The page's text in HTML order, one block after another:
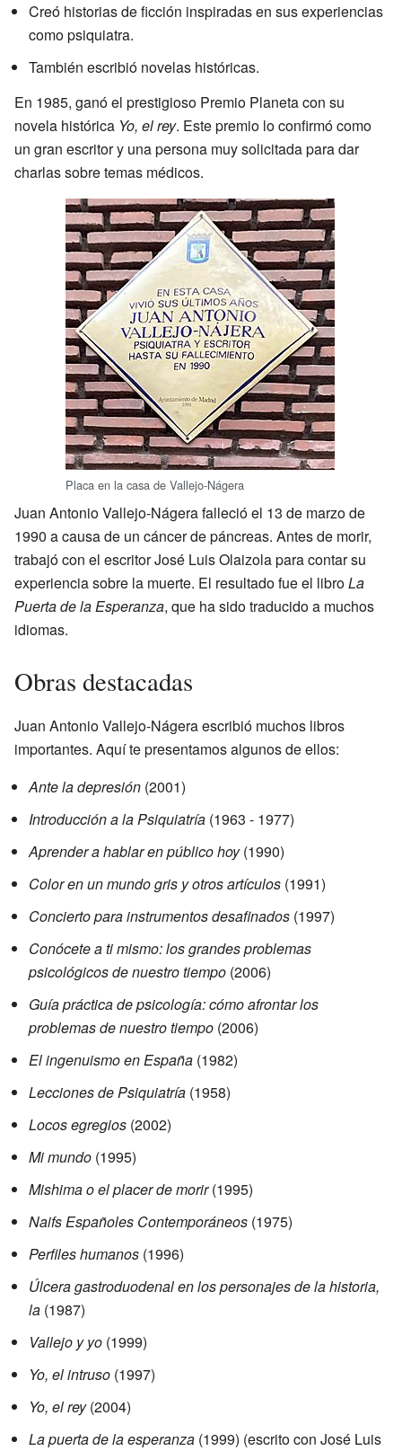
Creó historias de ficción inspiradas en sus experiencias
como psiquiatra.
También escribió novelas históricas.
En 1985, ganó el prestigioso Premio Planeta con su
novela histórica Yo, el rey. Este premio lo confirmó como
un gran escritor y una persona muy solicitada para dar
charlas sobre temas médicos.
Placa en la casa de Vallejo-Nágera
Juan Antonio Vallejo-Nágera falleció el 13 de marzo de
1990 a causa de un cáncer de páncreas. Antes de morir,
trabajó con el escritor José Luis Olaizola para contar su
experiencia sobre la muerte. El resultado fue el libroLa
Puerta de la Esperanza, que ha sido traducido a muchos
idiomas.
Obras destacadas
Juan Antonio Vallejo-Nágera escribió muchos libros
importantes. Aquí te presentamos algunos de ellos:
Ante la depresión (2001)
Introducción a la Psiquiatría (1963 - 1977)
Aprender a hablar en público hoy(1990)
Color en un mundo gris y otros artículos (1991)
Concierto para instrumentos desafinados (1997)
Conócete a ti mismo: los grandes problemas
psicológicos de nuestro tiempo (2006)
Guía práctica de psicología: cómo afrontar los
problemas de nuestro tiempo (2006)
El ingenuismo en España (1982)
Lecciones de Psiquiatría (1958)
Locos egregios (2002)
Mi mundo (1995)
Mishima o el placer de morir(1995)
Naifs Españoles Contemporáneos (1975)
Perfiles humanos (1996)
Úlcera gastroduodenal en los personajes de la historia,
la (1987)
Vallejo y yo (1999)
Yo, el intruso (1997)
Yo, el rey(2004)
La puerta de la esperanza (1999) (escrito con José Luis